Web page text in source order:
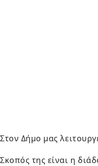
Στον Δήμο μας
Σκοπός της είναι η